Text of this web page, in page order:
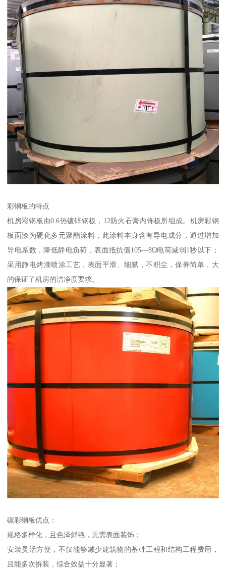
彩钢板的特点
机房彩钢板由0.6热镀锌钢板，12防火石膏内饰板所组成。机房彩钢
板面漆为硬化多元聚酯涂料，此涂料本身含有导电成分，通过增加
导电系数，降低静电负荷，表面抵抗值105—8Ώ电荷减弱1秒以下；
采用静电烤漆喷涂工艺，表面平滑、细腻，不积尘，保养简单，大
的保证了机房的洁净度要求。
碳彩钢板优点：
规格多样化，且色泽鲜艳，无需表面装饰；
安装灵活方便，不仅能够减少建筑物的基础工程和结构工程费用，
且能多次拆装，综合效益十分显著；